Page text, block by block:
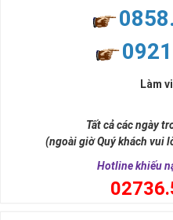
và tính hai mặt. Số 2 thúc giục
đời, nơi bạn phải đưa ra những
Làm
Tất cả các ngày
(ngoài giờ Quý khách vui
Hotline khiếu
0